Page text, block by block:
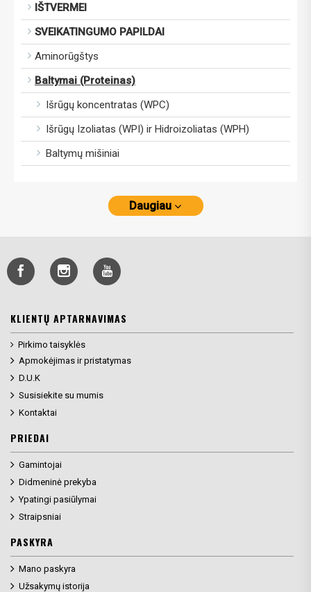
IŠTVERMEI
SVEIKATINGUMO PAPILDAI
Aminorūgštys
Baltymai (Proteinas)
Išrūgų koncentratas (WPC)
Išrūgų Izoliatas (WPI) ir Hidroizoliatas (WPH)
Baltymų mišiniai
Daugiau
KLIENTŲ APTARNAVIMAS
Pirkimo taisyklės
Apmokėjimas ir pristatymas
D.U.K
Susisiekite su mumis
Kontaktai
PRIEDAI
Gamintojai
Didmeninė prekyba
Ypatingi pasiūlymai
Straipsniai
PASKYRA
Mano paskyra
Užsakymų istorija